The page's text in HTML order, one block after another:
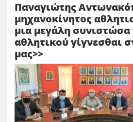
Παναγιώτης
μηχανοκίνητος
μια μεγάλη συνιστώσα
αθλητικού γίγνεσθαι
μας>>